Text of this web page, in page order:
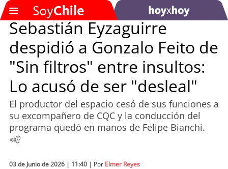
SOYTV
Podcast
Actualidad
Entretención
Economía
Sebastián Eyzaguirre
despidió a Gonzalo Feito de
"Sin filtros" entre insultos:
Lo acusó de ser "desleal"
El productor del espacio cesó de sus funciones a
su excompañero de CQC y la conducción del
programa quedó en manos de Felipe Bianchi.
03 de Junio de 2026 | 11:40 | Por Elmer Reyes